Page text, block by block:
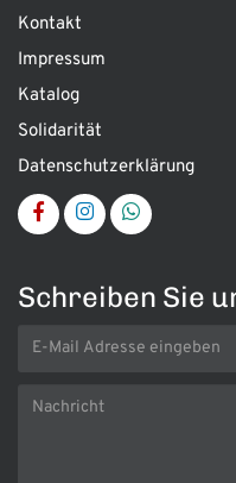
Kontakt
Impressum
Katalog
Solidarität
Datenschutzerklärung
Schreiben Sie